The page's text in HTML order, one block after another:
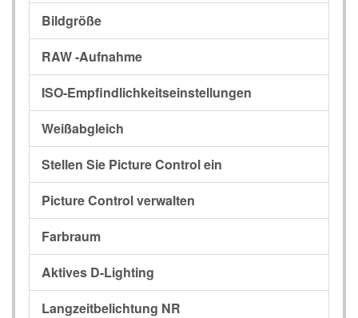
Bildgröße
RAW -Aufnahme
ISO-Empfindlichkeitseinstellungen
Weißabgleich
Stellen Sie Picture Control ein
Picture Control verwalten
Farbraum
Aktives D-Lighting
Langzeitbelichtung NR